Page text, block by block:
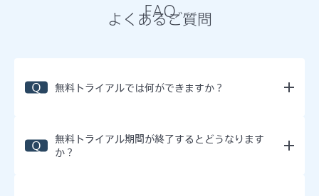
FAQ
よくあるご質問
無料トライアルでは何ができますか？
無料トライアル期間が終了するとどうなります
か？